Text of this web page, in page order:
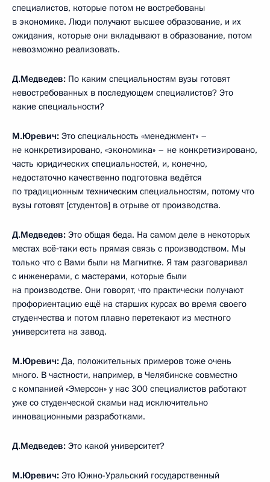
специалистов, которые потом не востребованы
в экономике. Люди получают высшее образование, и их
ожидания, которые они вкладывают в образование, потом
невозможно реализовать.
Д.Медведев: По каким специальностям вузы готовят
невостребованных в последующем специалистов? Это
какие специальности?
М.Юревич: Это специальность «менеджмент» –
не конкретизировано, «экономика» – не конкретизировано,
часть юридических специальностей, и, конечно,
недостаточно качественно подготовка ведётся
по традиционным техническим специальностям, потому что
вузы готовят [студентов] в отрыве от производства.
Д.Медведев: Это общая беда. На самом деле в некоторых
местах всё‑таки есть прямая связь с производством. Мы
только что с Вами были на Магнитке. Я там разговаривал
с инженерами, с мастерами, которые были
на производстве. Они говорят, что практически получают
профориентацию ещё на старших курсах во время своего
студенчества и потом плавно перетекают из местного
университета на завод.
М.Юревич: Да, положительных примеров тоже очень
много. В частности, например, в Челябинске совместно
с компанией «Эмерсон» у нас 300 специалистов работают
уже со студенческой скамьи над исключительно
инновационными разработками.
Д.Медведев: Это какой университет?
М.Юревич: Это Южно-Уральский государственный